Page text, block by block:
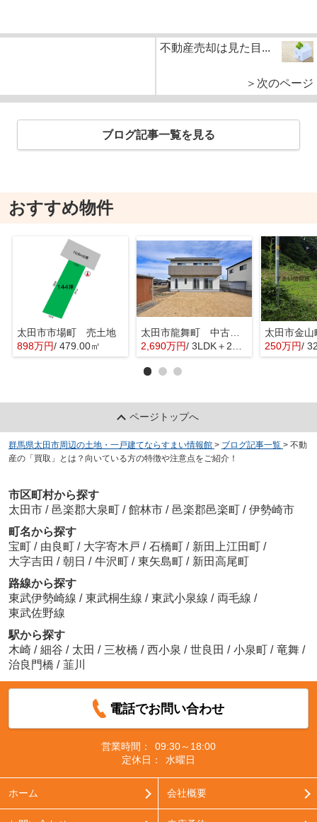
不動産売却は見た目...
＞次のページ
ブログ記事一覧を見る
おすすめ物件
太田市市場町 売土地
898万円/ 479.00㎡
太田市龍舞町 中古戸建
2,690万円/ 3LDK＋2S(納戸)
太田市金
250万円/
ページトップへ
群馬県太田市周辺の土地・一戸建てならすまい情報館 > ブログ記事一覧 > 不動
産の「買取」とは？向いている方の特徴や注意点をご紹介！
市区町村から探す
太田市 / 邑楽郡大泉町 / 館林市 / 邑楽郡邑楽町 / 伊勢崎市
町名から探す
宝町 / 由良町 / 大字寄木戸 / 石橋町 / 新田上江田町 /
大字吉田 / 朝日 / 牛沢町 / 東矢島町 / 新田高尾町
路線から探す
東武伊勢崎線 / 東武桐生線 / 東武小泉線 / 両毛線 /
東武佐野線
駅から探す
木崎 / 細谷 / 太田 / 三枚橋 / 西小泉 / 世良田 / 小泉町 / 竜舞 /
治良門橋 / 韮川
電話でお問い合わせ
営業時間：
09:30～18:00
定休日：
水曜日
ホーム 会社概要